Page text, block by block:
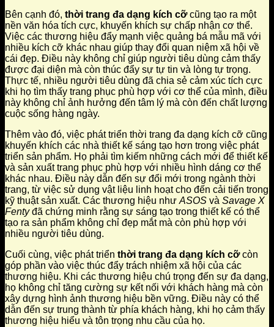
Bên cạnh đó, thời trang đa dạng kích cỡcũng tạo ra một
nền văn hóa tích cực, khuyến khích sự chấp nhận cơ thể.
Việc các thương hiệu đẩy mạnh việc quảng bá mẫu mã với
nhiều kích cỡ khác nhau giúp thay đổi quan niệm xã hội về
cái đẹp. Điều này không chỉ giúp người tiêu dùng cảm thấy
được đại diện mà còn thúc đẩy sự tự tin và lòng tự trọng.
Thực tế, nhiều người tiêu dùng đã chia sẻ cảm xúc tích cực
khi họ tìm thấy trang phục phù hợp với cơ thể của mình, điều
này không chỉ ảnh hưởng đến tâm lý mà còn đến chất lượng
cuộc sống hàng ngày.
Thêm vào đó, việc phát triển thời trang đa dạng kích cỡ cũng
khuyến khích các nhà thiết kế sáng tạo hơn trong việc phát
triển sản phẩm. Họ phải tìm kiếm những cách mới để thiết kế
và sản xuất trang phục phù hợp với nhiều hình dáng cơ thể
khác nhau. Điều này dẫn đến sự đổi mới trong ngành thời
trang, từ việc sử dụng vật liệu linh hoạt cho đến cải tiến trong
kỹ thuật sản xuất. Các thương hiệu như ASOS và Savage X
Fentyđã chứng minh rằng sự sáng tạo trong thiết kế có thể
tạo ra sản phẩm không chỉ đẹp mắt mà còn phù hợp với
nhiều người tiêu dùng.
Cuối cùng, việc phát triển thời trang đa dạng kích cỡcòn
góp phần vào việc thúc đẩy trách nhiệm xã hội của các
thương hiệu. Khi các thương hiệu chú trọng đến sự đa dạng,
họ không chỉ tăng cường sự kết nối với khách hàng mà còn
xây dựng hình ảnh thương hiệu bền vững. Điều này có thể
dẫn đến sự trung thành từ phía khách hàng, khi họ cảm thấy
thương hiệu hiểu và tôn trọng nhu cầu của họ.